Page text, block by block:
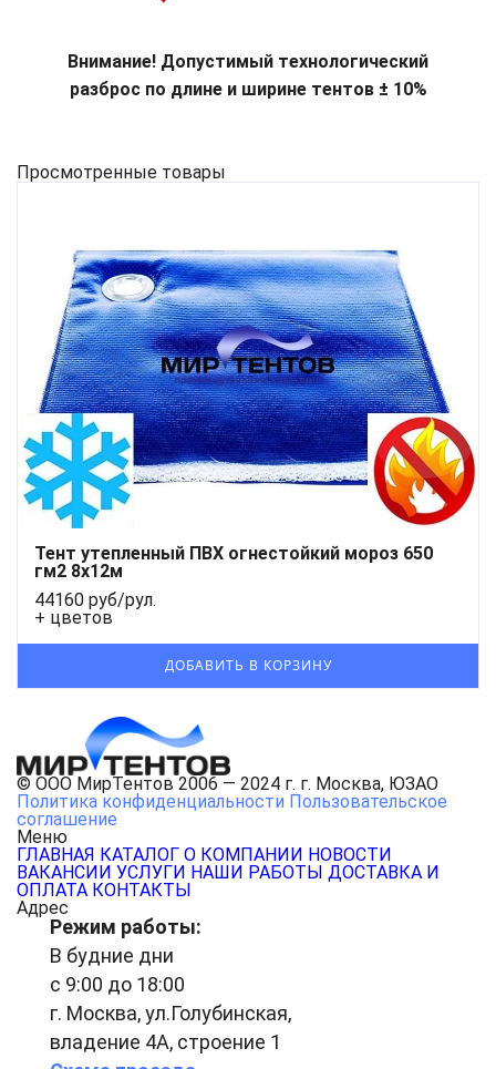
Внимание! Допустимый технологический
разброс по длине и ширине тентов ± 10%
Просмотренные товары
Тент утепленный ПВХ огнестойкий мороз 650
гм2 8х12м
44160 руб/рул.
+ цветов
© ООО МирТентов 2006 — 2024 г. г. Москва, ЮЗАО
Политика конфиденциальности Пользовательское
соглашение
Меню
ГЛАВНАЯ КАТАЛОГ О КОМПАНИИ НОВОСТИ
ВАКАНСИИ УСЛУГИ НАШИ РАБОТЫ ДОСТАВКА И
ОПЛАТА КОНТАКТЫ
Адрес
Режим работы:
В будние дни
с 9:00 до 18:00
г. Москва, ул.Голубинская,
владение 4А, строение 1